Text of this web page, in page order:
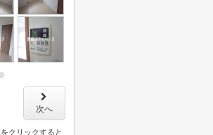
次へ
クリックすると